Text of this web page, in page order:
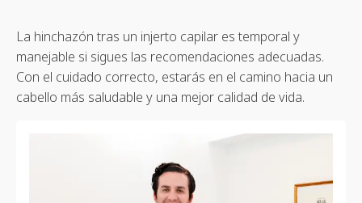
La hinchazón tras un injerto capilar es temporal y
manejable si sigues las recomendaciones adecuadas.
Con el cuidado correcto, estarás en el camino hacia un
cabello más saludable y una mejor calidad de vida.